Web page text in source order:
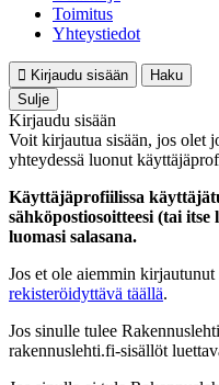
Toimitus
Yhteystiedot
Kirjaudu sisään
Haku
Sulje
Kirjaudu sisään
Voit kirjautua sisään, jos olet
yhteydessä luonut
Käyttäjäprofiilissa
sähköpostiosoitteesi (tai
luomasi salasana.
Jos et ole aiemmin kirjautunut
rekisteröidyttävä täällä.
Jos sinulle tulee
rakennuslehti.fi-sisällöt